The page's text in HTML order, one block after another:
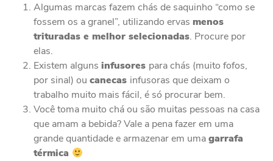
Algumas marcas fazem chás de saquinho “como se
fossem os a granel”, utilizando ervas menos
trituradas e melhor selecionadas. Procure por
elas.
Existem alguns infusores para chás (muito fofos,
por sinal) ou canecas infusoras que deixam o
trabalho muito mais fácil, é só procurar bem.
Você toma muito chá ou são muitas pessoas na casa
que amam a bebida? Vale a pena fazer em uma
grande quantidade e armazenar em umagarrafa
térmica